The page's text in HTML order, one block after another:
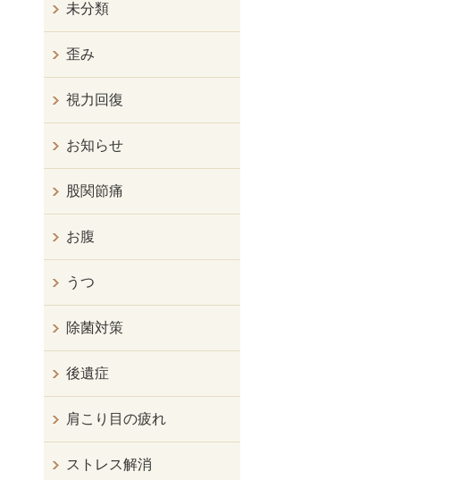
未分類
歪み
視力回復
お知らせ
股関節痛
お腹
うつ
除菌対策
後遺症
肩こり目の疲れ
ストレス解消